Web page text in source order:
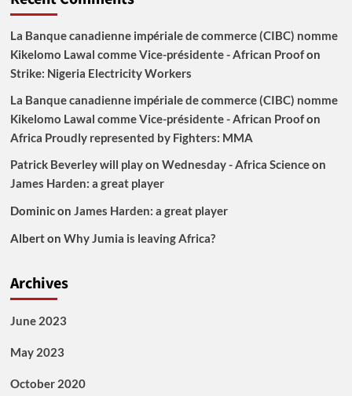
La Banque canadienne impériale de commerce (CIBC) nomme
Kikelomo Lawal comme Vice-présidente - African Proofon
Strike: Nigeria Electricity Workers
La Banque canadienne impériale de commerce (CIBC) nomme
Kikelomo Lawal comme Vice-présidente - African Proofon
Africa Proudly represented by Fighters: MMA
Patrick Beverley will play on Wednesday - Africa Scienceon
James Harden: a great player
Dominicon James Harden: a great player
Alberton Why Jumia is leaving Africa?
Archives
June 2023
May 2023
October 2020